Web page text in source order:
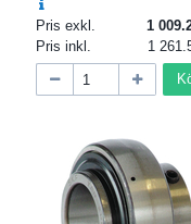
Pris exkl.
1
Pris inkl.
1